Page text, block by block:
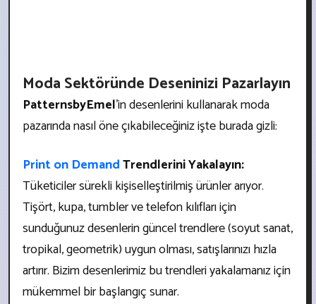
Moda Sektöründe Deseninizi Pazarlayın
PatternsbyEmel'in desenlerini kullanarak moda
pazarında nasıl öne çıkabileceğiniz işte burada gizli:
Print on DemandTrendlerini Yakalayın:
Tüketiciler sürekli kişiselleştirilmiş ürünler arıyor.
Tişört, kupa, tumbler ve telefon kılıfları için
sunduğunuz desenlerin güncel trendlere (soyut sanat,
tropikal, geometrik) uygun olması, satışlarınızı hızla
artırır. Bizim desenlerimiz bu trendleri yakalamanız için
mükemmel bir başlangıç sunar.